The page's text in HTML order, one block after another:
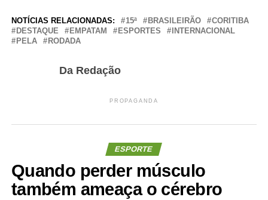
NOTÍCIAS RELACIONADAS: 15ª BRASILEIRÃO
CORITIBA
DESTAQUE
EMPATAM ESPORTES
INTERNACIONAL
PELA
RODADA
Da Redação
PROPAGANDA
ESPORTE
Quando perder músculo
também ameaça o cérebro